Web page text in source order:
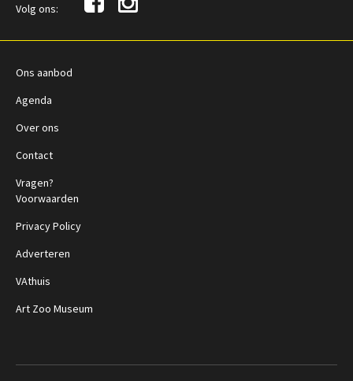
Volg ons:
Ons aanbod
Agenda
Over ons
Contact
Vragen?
Voorwaarden
Privacy Policy
Adverteren
VAthuis
Art Zoo Museum